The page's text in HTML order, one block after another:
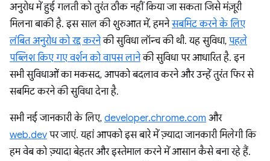
अनुरोध में हुई गलती को तुरंत ठीक नहीं किया जा सकता जिसे मंज़ूरी
मिलना बाकी है. इस साल की शुरुआत में, हमनेसबमिट करने के लिए
लंबित अनुरोध को रद्द करनेकी सुविधा लॉन्च की थी. यह सुविधा, पहले
पब्लिश किए गए वर्शन को वापस लानेकी सुविधा पर आधारित है. इन
सभी सुविधाओं का मकसद, आपको बदलाव करने और उन्हें तुरंत फिर से
सबमिट करने की सुविधा देना है.
सभी नई जानकारी के लिए, developer.chrome.com और
web.dev पर जाएं. यहां आपको इस बारे में ज़्यादा जानकारी मिलेगी कि
हम वेब को ज़्यादा बेहतर और इस्तेमाल करने में आसान कैसे बना रहे हैं.